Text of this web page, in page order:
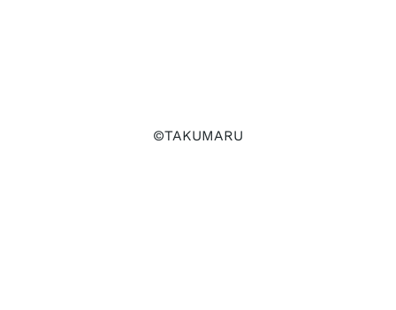
©TAKUMARU